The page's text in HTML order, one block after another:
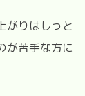
がりはしっと
が苦手な方に